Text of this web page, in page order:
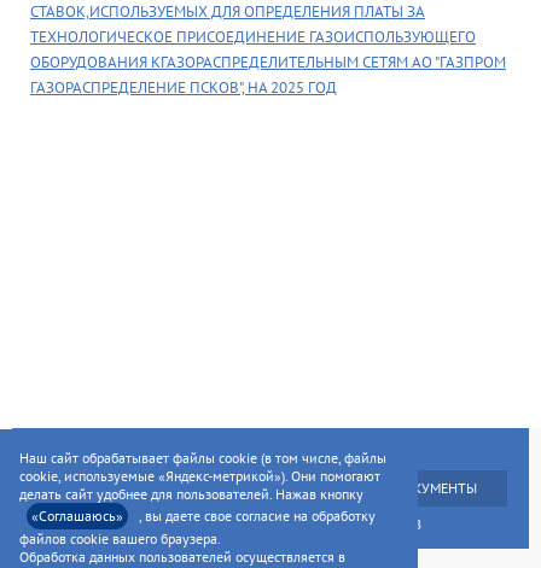
Наш сайт обрабатывает файлы cookie (в том числе, файлы
cookie, используемые «Яндекс-метрикой»). Они помогают
делать сайт удобнее для пользователей. Нажав кнопку
«Соглашаюсь»
, вы даете свое согласие на обработку
файлов cookie вашего браузера.
Обработка данных пользователей осуществляется в
СТАВОК,ИСПОЛЬЗУЕМЫХ ДЛЯ ОПРЕДЕЛЕНИЯ ПЛАТЫ ЗА
ТЕХНОЛОГИЧЕСКОЕ ПРИСОЕДИНЕНИЕ ГАЗОИСПОЛЬЗУЮЩЕГО
ОБОРУДОВАНИЯ КГАЗОРАСПРЕДЕЛИТЕЛЬНЫМ СЕТЯМ АО "ГАЗПРОМ
ГАЗОРАСПРЕДЕЛЕНИЕ ПСКОВ", НА 2025 ГОД
ГЛАВНАЯ
УСЛУГИ НАСЕЛЕНИЮ
УСЛУГИ ПРЕДПРИЯТИЯМ
НОРМАТИВНЫЕ ДОКУМЕНТЫ
РАСКРЫТИЕ ИНФОРМАЦИИ ДЛЯ АКЦИОНЕРОВ